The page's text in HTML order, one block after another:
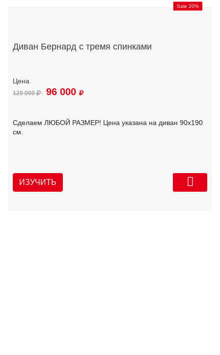
Sale 20%
Диван Бернард с тремя спинками
120 000 96 000
Сделаем ЛЮБОЙ РАЗМЕР! Цена указана на диван 90х190
см.
ИЗУЧИТЬ